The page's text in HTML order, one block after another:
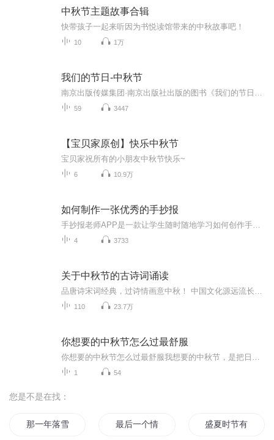
中秋节主题故事合辑
快带孩子一起来听因为书悦读馆带来的中秋故事吧！
10 1万
我们的节日-中秋节
59 3447
【宝贝家原创】快乐中秋节
宝贝家祝所有的小朋友中秋节快乐~
6 10.9万
如何制作一张优秀的手抄报
4 3733
关于中秋节的古诗词诵读
110 23.7万
你想要的中秋节怎么过最舒服
1 54
您是不是在找：
那一年落雪时节 最后一个情人节 盛夏时节有你真好